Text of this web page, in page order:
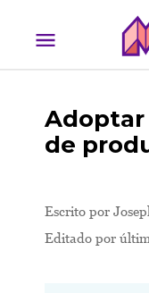
de
Escrito por
Editado por